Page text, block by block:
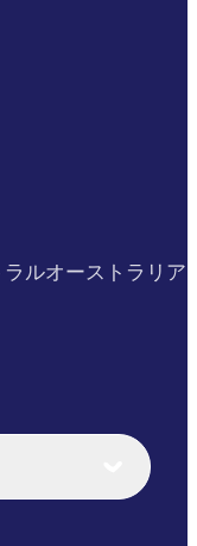
ルオーストラリア